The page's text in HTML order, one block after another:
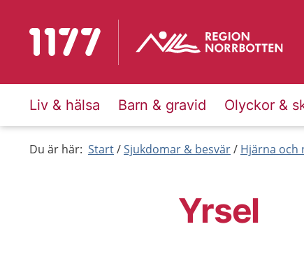
Till startsidan för 1177
Liv & hälsa Barn & gravid Olyckor &
Du är här: Start Sjukdomar & besvär Hjärna och
Yrsel